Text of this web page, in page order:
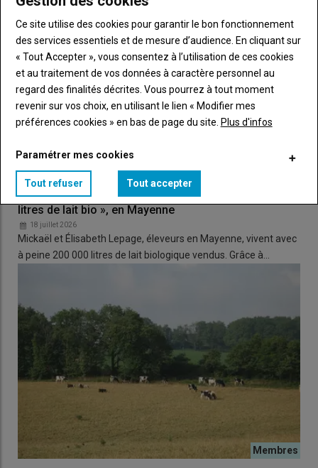
Lire aussi :Les conditions d’éligibilité à l’abattage
sélectif sont assouplies pour la tuberculose bovine
Damoclès »
, illustre François-Xavier Huard qui regrette le
manque de progrès dans lalutte contre la maladie.
Un constat partagé par Ludovic Blin, vice‑président de la FNPL,
lors du Salon de l’Agriculture :
« Nous pourrions perdre le statut
indemne. Il faut se donner les moyens d’éradiquer la
tuberculose bovine. »
« Nous ne sommes pas loin de perdre le
encore de la marge mais elle n’est pas énorme,
également Pascal Le Brun en tant que président de la
Élevage laitier bio : « Nous vivons à deux avec 200 000
litres de lait bio », en Mayenne
18 juillet 2026
Mickaël et Élisabeth Lepage, éleveurs en Mayenne, vivent avec
à peine 200 000 litres de lait biologique vendus. Grâce à…
Ce site utilise des cookies pour garantir le bon fonctionnement
des services essentiels et de mesure d’audience. En cliquant sur
« Tout Accepter », vous consentez à l’utilisation de ces cookies
et au traitement de vos données à caractère personnel au
regard des finalités décrites. Vous pourrez à tout moment
revenir sur vos choix, en utilisant le lien « Modifier mes
préférences cookies » en bas de page du site. Plus d'infos
Paramétrer mes cookies
Tout refuser Tout accepter